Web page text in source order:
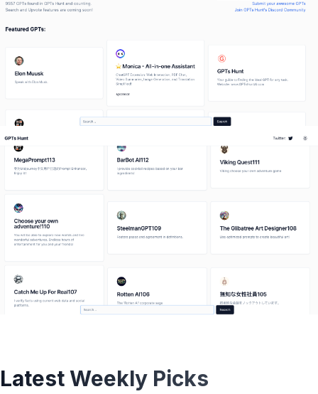
Latest Weekly Picks